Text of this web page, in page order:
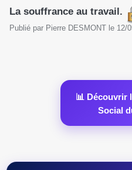
La souffrance au travail.
Publié par Pierre DESMONT le 12/
📊 Découvrir
Social